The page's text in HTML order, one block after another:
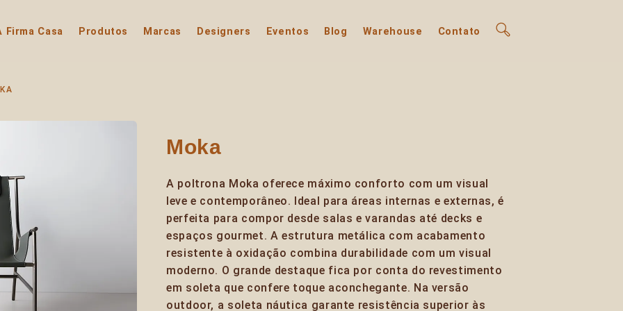
Firma Casa Produtos Marcas Designers Eventos Blog Warehouse Contato
Moka
A poltrona Moka oferece máximo conforto com um visual
leve e contemporâneo. Ideal para áreas internas e externas, é
perfeita para compor desde salas e varandas até decks e
espaços gourmet. A estrutura metálica com acabamento
resistente à oxidação combina durabilidade com um visual
moderno. O grande destaque fica por conta do revestimento
em soleta que confere toque aconchegante. Na versão
outdoor, a soleta náutica garante resistência superior às